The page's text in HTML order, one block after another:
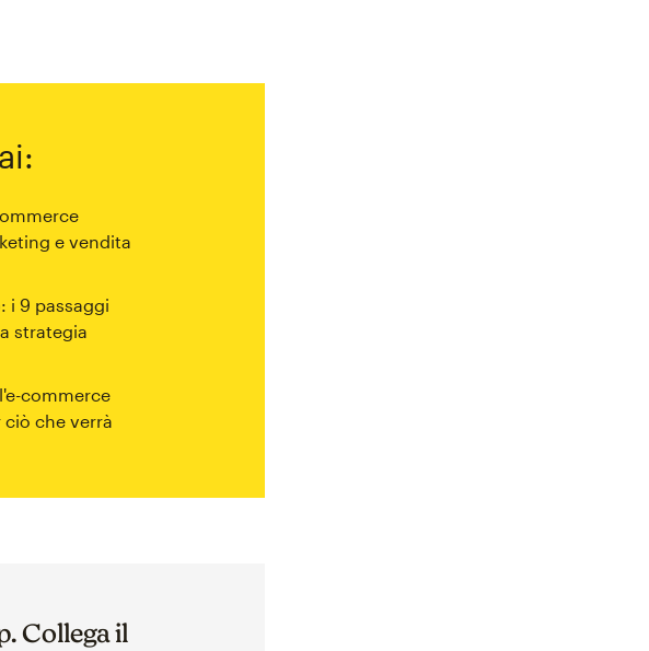
e vendita
i 9 passaggi
strategia
commerce
che verrà
Collega il